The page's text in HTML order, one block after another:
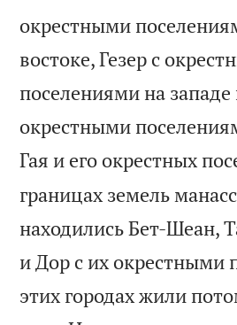
окрестными
востоке, Гезер с
поселениями на
окрестными
Гая и его окрестных
границах земель
находились Бет-Шеан,
и Дор с их окрестными
этих городах жили